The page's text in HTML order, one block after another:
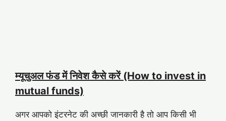
म्यूचुअल फंड में निवेश कैसे करें (How to invest in
mutual funds)
अगर आपको इंटरनेट की अच्छी जानकारी है तो आप किसी भी